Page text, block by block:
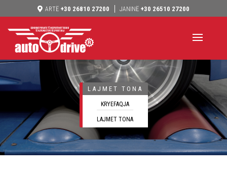
ARTË +30 26810 27200 JANINË +30 26510 27200
LAJMET TONA
KRYEFAQJA
LAJMET TONA